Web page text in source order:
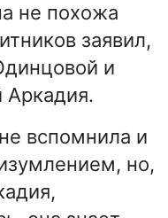
не похожа
заявил,
и
Аркадия.
вспомнила и
но,